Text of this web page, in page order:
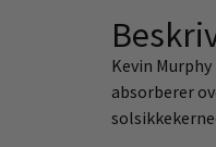
Kevin
absorberer